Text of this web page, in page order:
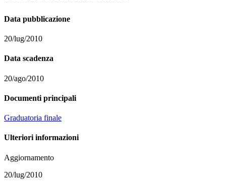
Data pubblicazione
20/lug/2010
Data scadenza
20/ago/2010
Documenti principali
Graduatoria finale
Ulteriori informazioni
Aggiornamento
20/lug/2010